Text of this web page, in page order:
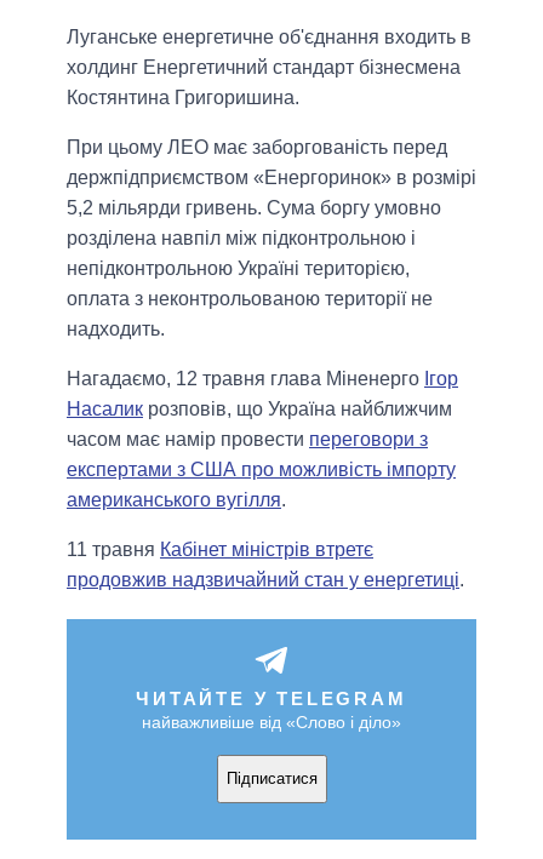
Луганське енергетичне об'єднання входить в
холдинг Енергетичний стандарт бізнесмена
Костянтина Григоришина.
При цьому ЛЕО має заборгованість перед
держпідприємством «Енергоринок» в розмірі
5,2 мільярди гривень. Сума боргу умовно
розділена навпіл між підконтрольною і
непідконтрольною Україні територією,
оплата з неконтрольованою території не
надходить.
Нагадаємо, 12 травня глава Міненерго Ігор
Насалик розповів, що Україна найближчим
часом має намір провести переговори з
експертами з США про можливість імпорту
американського вугілля.
11 травня Кабінет міністрів втретє
продовжив надзвичайний стан у енергетиці.
ЧИТАЙТЕ У TELEGRAM
найважливіше від «Слово і діло»
Підписатися